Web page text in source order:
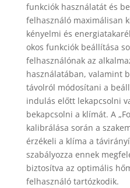
funkciók használatát és
felhasználó maximálisan
kényelmi és
okos funkciók beállítása
felhasználónak az
használatában, valamint
távolról módosítani a
indulás előtt lekapcsolni
bekapcsolni a klímát. A
kalibrálása során a
érzékeli a klíma a
szabályozza ennek
biztosítva az optimális
felhasználó tartózkodik.